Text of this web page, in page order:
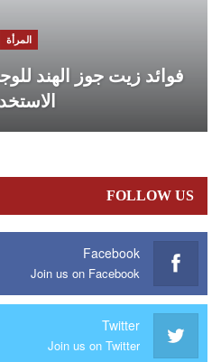
المرأة
فوائد زيت جوز الهند
FOLLOW US
Facebook
Join us on Facebook
Twitter
Join us on Twitter